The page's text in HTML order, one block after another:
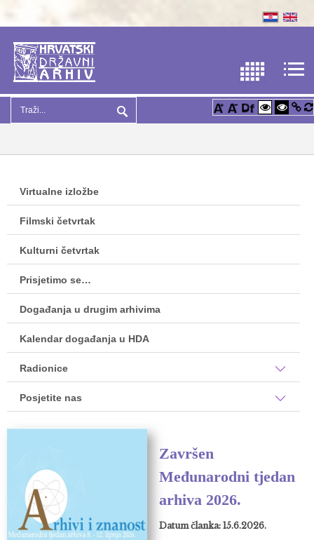
Virtualne izložbe
Filmski četvrtak
Kulturni četvrtak
Prisjetimo se…
Događanja u drugim arhivima
Kalendar događanja u HDA
Radionice
Posjetite nas
Završen
Međunarodni tjedan
arhiva 2026.
Datum članka: 15.6.2026.